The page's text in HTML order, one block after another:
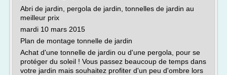
Abri de jardin, pergola de jardin, tonnelles de jardin au
meilleur prix
mardi 10 mars 2015
Plan de montage tonnelle de jardin
Achat d'une tonnelle de jardin ou d'une pergola, pour se
protéger du soleil ! Vous passez beaucoup de temps dans
votre jardin mais souhaitez profiter d'un peu d'ombre lors